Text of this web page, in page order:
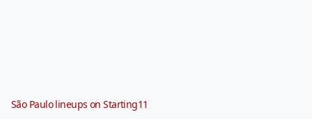
São Paulo lineups on Starting11